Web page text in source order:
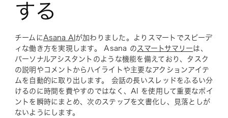
する
チームにAsana AI が加わりました。よりスマートでスピーデ
ィな働き方を実現します。 Asana の スマートサマリーは、
パーソナルアシスタントのような機能を備えており、タスク
の説明やコメントからハイライトや主要なアクションアイテ
ムを自動的に取り出します。 会話の長いスレッドをふるい分
けるのに時間を費やすのではなく、AI を使用して重要なポイ
ントを瞬時にまとめ、次のステップを文書化し、見落としが
ないようにします。